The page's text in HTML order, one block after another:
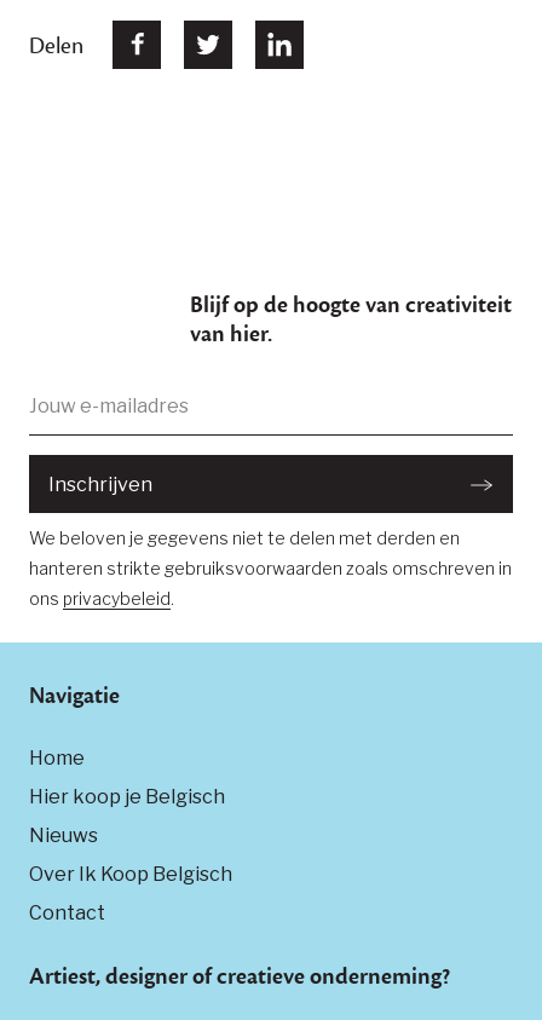
Delen
Blijf op de hoogte van creativiteit
van hier.
Je bent succesvol ingeschreven
E-
mailadres:
Inschrijven
We beloven je gegevens niet te delen met derden en
hanteren strikte gebruiksvoorwaarden zoals omschreven in
ons privacybeleid.
Navigatie
Home
Hier koop je Belgisch
Nieuws
Over Ik Koop Belgisch
Contact
Artiest, designer of creatieve onderneming?